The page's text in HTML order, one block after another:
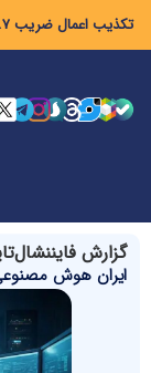
تکذیب اعمال ضریب ۲.۷ برای اینترنت بین‌الملل از سوی سازمان تنظیم مقررات
گزارش
ایران هوش